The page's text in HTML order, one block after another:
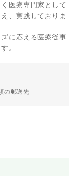
医療専門家として
、実践しておりま
に応える医療従事
。
の郵送先